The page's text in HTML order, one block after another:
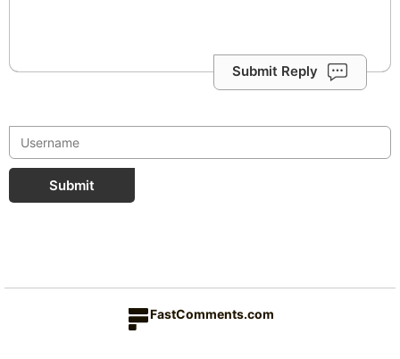
Submit Reply
Submit
FastComments.com